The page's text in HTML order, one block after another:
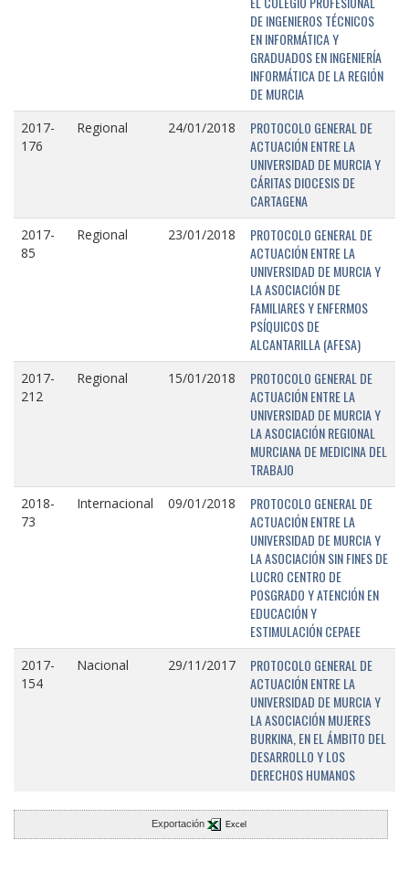
DE INGENIEROS TÉCNICOS
EN INFORMÁTICA Y
GRADUADOS EN INGENIERÍA
INFORMÁTICA DE LA REGIÓN
DE MURCIA
2017-
176
Regional 24/01/2018
PROTOCOLO GENERAL DE
ACTUACIÓN ENTRE LA
UNIVERSIDAD DE MURCIA Y
CÁRITAS DIOCESIS DE
CARTAGENA
2017-
85
Regional 23/01/2018
PROTOCOLO GENERAL DE
ACTUACIÓN ENTRE LA
UNIVERSIDAD DE MURCIA Y
LA ASOCIACIÓN DE
FAMILIARES Y ENFERMOS
PSÍQUICOS DE
ALCANTARILLA (AFESA)
2017-
212
Regional 15/01/2018
PROTOCOLO GENERAL DE
ACTUACIÓN ENTRE LA
UNIVERSIDAD DE MURCIA Y
LA ASOCIACIÓN REGIONAL
MURCIANA DE MEDICINA DEL
TRABAJO
2018-
73
Internacional 09/01/2018
PROTOCOLO GENERAL DE
ACTUACIÓN ENTRE LA
UNIVERSIDAD DE MURCIA Y
LA ASOCIACIÓN SIN FINES DE
LUCRO CENTRO DE
POSGRADO Y ATENCIÓN EN
EDUCACIÓN Y
ESTIMULACIÓN CEPAEE
2017-
154
Nacional 29/11/2017
PROTOCOLO GENERAL DE
ACTUACIÓN ENTRE LA
UNIVERSIDAD DE MURCIA Y
LA ASOCIACIÓN MUJERES
BURKINA, EN EL ÁMBITO DEL
DESARROLLO Y LOS
DERECHOS HUMANOS
Exportación Excel